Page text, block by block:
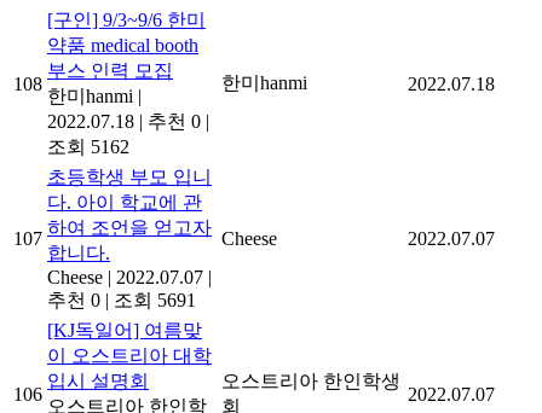
108
[구인] 9/3~9/6 한미
약품 medical booth
부스 인력 모집
한미hanmi |
2022.07.18 | 추천 0 |
조회 5162
한미hanmi 2022.07.18
107
초등학생 부모 입니
다. 아이 학교에 관
하여 조언을 얻고자
합니다.
Cheese | 2022.07.07 |
추천 0 | 조회 5691
Cheese 2022.07.07
106
[KJ독일어] 여름맞
이 오스트리아 대학
입시 설명회
오스트리아 한인학
오스트리아 한인학생
회
2022.07.07